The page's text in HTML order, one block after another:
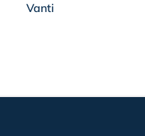
Vanti